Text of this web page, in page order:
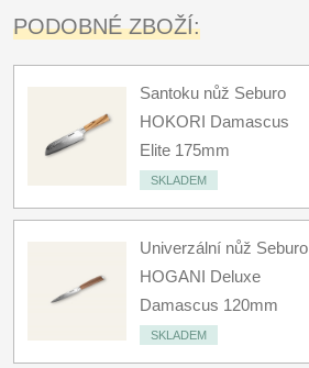
PODOBNÉ ZBOŽÍ:
Santoku nůž Seburo
HOKORI Damascus
Elite 175mm
SKLADEM
Univerzální nůž Seburo
HOGANI Deluxe
Damascus 120mm
SKLADEM